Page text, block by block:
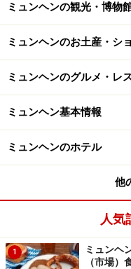
ミュンヘンの観光・博物
ミュンヘンのお土産・シ
ミュンヘンのグルメ・レ
ミュンヘン基本情報
ミュンヘンのホテル
他
人気
1
ミュンヘ
（市場）